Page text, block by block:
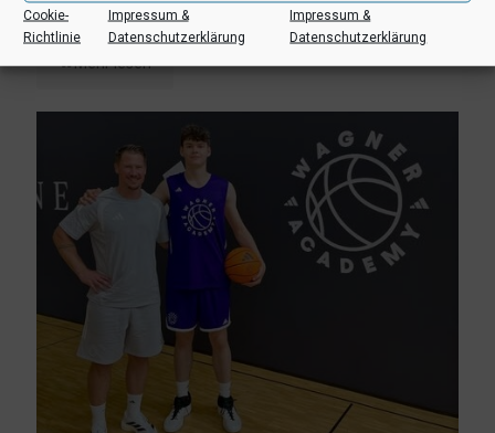
Cookie-
Richtlinie
Impressum &
Datenschutzerklärung
Impressum &
Datenschutzerklärung
Erik Niggemann setzt Karriere in Ibbenbüren fort
Mehr lesen